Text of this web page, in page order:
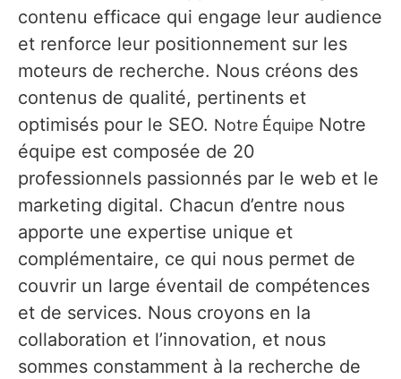
contenu efficace qui engage leur audience
et renforce leur positionnement sur les
moteurs de recherche. Nous créons des
contenus de qualité, pertinents et
optimisés pour le SEO. Notre Équipe Notre
équipe est composée de 20
professionnels passionnés par le web et le
marketing digital. Chacun d’entre nous
apporte une expertise unique et
complémentaire, ce qui nous permet de
couvrir un large éventail de compétences
et de services. Nous croyons en la
collaboration et l’innovation, et nous
sommes constamment à la recherche de